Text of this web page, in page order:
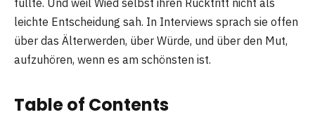
füllte. Und weil Wied selbst ihren Rücktritt nicht als
leichte Entscheidung sah. In Interviews sprach sie offen
über das Älterwerden, über Würde, und über den Mut,
aufzuhören, wenn es am schönsten ist.
Table of Contents